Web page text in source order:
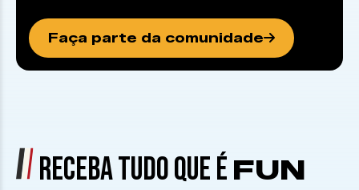
Faça parte da comunidade
RECEBA TUDO QUE É FUN